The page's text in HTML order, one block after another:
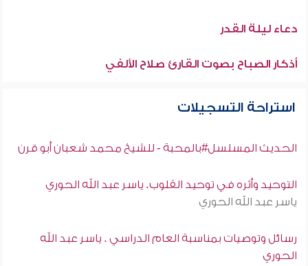
دعاء ليلة القدر
أذكار الصباح بصوت القارئ صلاح الألفي
استراحة التسجيلات
الحديث المسلسل#بالمحبة - للشيخ محمد شعبان أبو قرن
التوحيد وأثره في توحيد القلوب. ياسر عبد الله الحوري
ياسر عبد الله الحوري
رسائل وتوصيات بمناسبة العام الدراسي . ياسر عبد الله
الحوري